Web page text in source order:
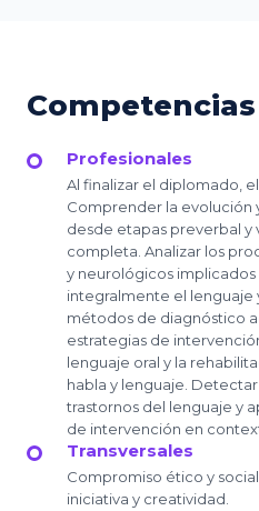
Competencias
Profesionales
Al finalizar el diplomado,
Comprender la evolución
desde etapas preverbal y
completa. Analizar los
y neurológicos implicados
integralmente el lenguaje
métodos de diagnóstico
estrategias de
lenguaje oral y la
habla y lenguaje.
trastornos del lenguaje y
de intervención en
Transversales
Compromiso ético y
iniciativa y creatividad.